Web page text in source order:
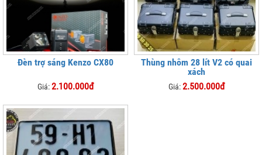
Đèn trợ sáng Kenzo CX80
Giá:2.100.000đ
Thùng nhôm 28 lít V2 có quai
xách
Giá:2.500.000đ